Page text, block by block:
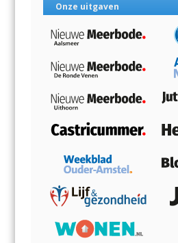
Onze uitgaven